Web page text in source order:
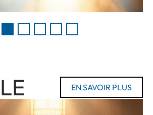
EN SAVOIR PLUS